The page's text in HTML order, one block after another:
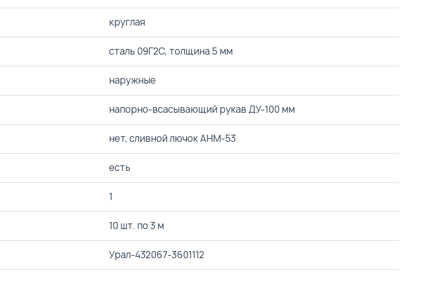
круглая
сталь 09Г2С, толщина 5 мм
наружные
напорно-всасывающий рукав ДУ-100 мм
нет, сливной лючок АНМ-53
есть
1
10 шт. по 3 м
Урал-432067-3601112